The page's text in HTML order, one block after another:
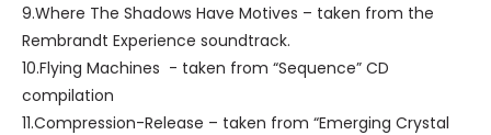
9.Where The Shadows Have Motives – taken from the
Rembrandt Experience soundtrack.
10.Flying Machines - taken from “Sequence” CD
compilation
11.Compression-Release – taken from “Emerging Crystal